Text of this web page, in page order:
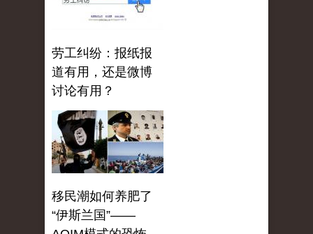
劳工纠纷：报纸报
道有用，还是微博
讨论有用？
移民潮如何养肥了
“伊斯兰国”——